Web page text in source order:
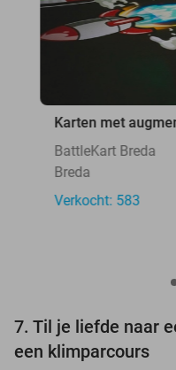
Karten met
BattleKart Breda
Breda
Verkocht: 583
7. Til je liefde naar
een klimparcours